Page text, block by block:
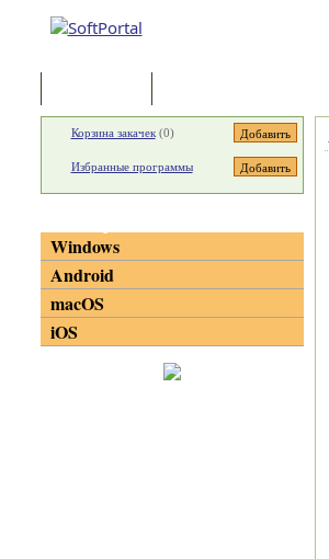
Корзина закачек(0)
Избранные программы
Windows
Android
macOS
iOS